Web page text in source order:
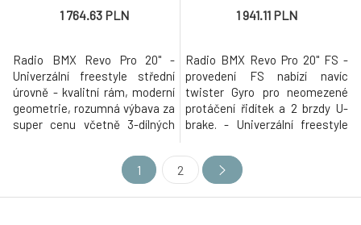
1 764.63 PLN
Radio BMX Revo Pro 20" -
Univerzální freestyle střední
úrovně - kvalitní rám, moderní
geometrie, rozumná výbava za
super cenu včetně 3-dílných
zubů. Radio BMX je progresivní
německá značka, která získává
stále větší oblibu po celém
1 941.11 PLN
Radio BMX Revo Pro 20" FS -
provedení FS nabízí navíc
twister Gyro pro neomezené
protáčení řidítek a 2 brzdy U-
brake. - Univerzální freestyle
moderní geometrie, rozumná
výbava za super cenu včetně
3-dílných klik a kazetového
1 2